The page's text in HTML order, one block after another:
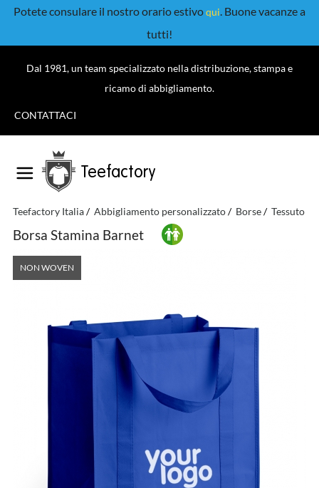
Potete consulare il nostro orario estivoqui. Buone vacanze a
tutti!
Dal 1981, un team specializzato nella distribuzione, stampa e
ricamo di abbigliamento.
CONTATTACI
Teefactory
Teefactory Italia Abbigliamento personalizzato Borse Tessuto
Borsa Stamina Barnet
NON WOVEN